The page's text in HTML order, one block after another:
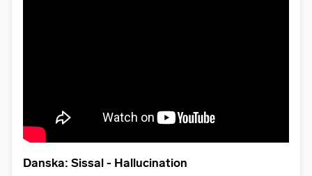
Danska: Sissal - Hallucination